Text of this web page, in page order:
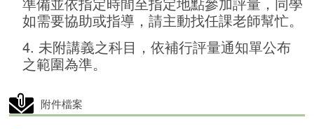
如需要協助或指導，請主動找任課老師幫忙。
4. 未附講義之科目，依補行評量通知單公布
之範圍為準。
附件檔案